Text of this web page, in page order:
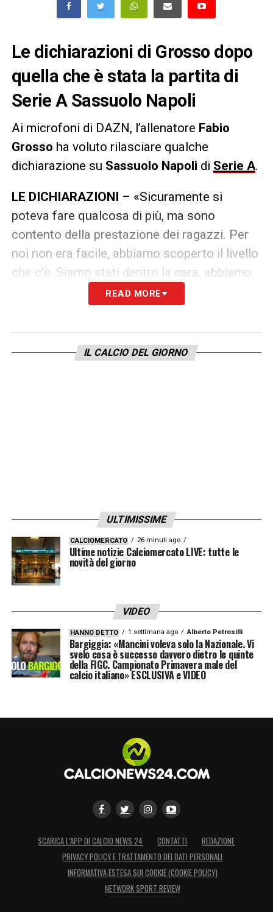
Le dichiarazioni di Grosso dopo
quella che è stata la partita di
Serie A Sassuolo Napoli
Ai microfoni di DAZN, l’allenatore Fabio
Grosso ha voluto rilasciare qualche
dichiarazione su Sassuolo Napoli di Serie A.
LE DICHIARAZIONI – «Sicuramente si
poteva fare qualcosa di più, ma sono
contento della prestazione dei ragazzi. Per
noi non era facile, abbiamo scoperto il livello
che c’è. Siamo stati dentro la gara, abbiamo
sofferto e saputo soffrire. Sono contento di
come i ragazzi sono stati in campo, anche in
dieci. Dobbiamo portarci dietro questo filo
conduttore di questa gara, abbiamo le qualità
READ MORE
IL CALCIO DEL GIORNO
ULTIMISSIME
CALCIOMERCATO 26 minuti ago
Ultime notizie Calciomercato LIVE: tutte le
novità del giorno
VIDEO
HANNO DETTO 1 settimana ago Alberto Petrosilli
Bargiggia: «Mancini voleva solo la Nazionale. Vi
svelo cosa è successo davvero dietro le quinte
della FIGC. Campionato Primavera male del
calcio italiano» ESCLUSIVA e VIDEO
SCARICA L’APP DI CALCIO NEWS 24 CONTATTI
REDAZIONE
PRIVACY POLICY E TRATTAMENTO DEI DATI PERSONALI
INFORMATIVA ESTESA SUI COOKIE (COOKIE POLICY)
NETWORK SPORT REVIEW